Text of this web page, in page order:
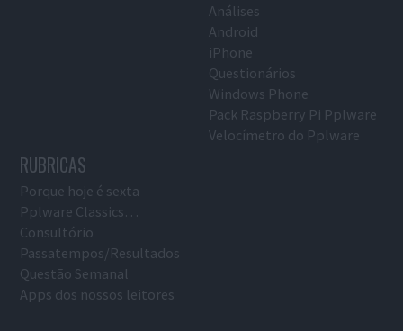
Análises
Android
iPhone
Questionários
Windows Phone
Pack Raspberry Pi Pplware
Velocímetro do Pplware
RUBRICAS
Porque hoje é sexta
Pplware Classics…
Consultório
Passatempos/Resultados
Questão Semanal
Apps dos nossos leitores